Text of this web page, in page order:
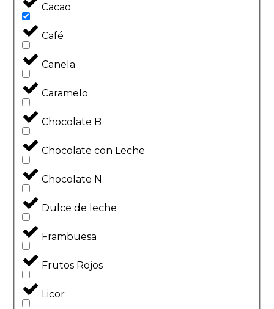
Cacao
Café
Canela
Caramelo
Chocolate B
Chocolate con Leche
Chocolate N
Dulce de leche
Frambuesa
Frutos Rojos
Licor